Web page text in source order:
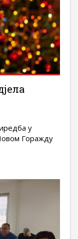
у
Горажду